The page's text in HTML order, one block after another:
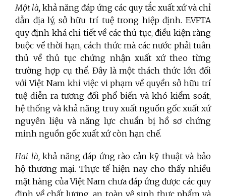
Một là, khả năng đáp ứng các quy tắc xuất xứ và chỉ
dẫn địa lý, sở hữu trí tuệ trong hiệp định. EVFTA
quy định khá chi tiết về các thủ tục, điều kiện ràng
buộc về thời hạn, cách thức mà các nước phải tuân
thủ về thủ tục chứng nhận xuất xứ theo từng
trường hợp cụ thể. Đây là một thách thức lớn đối
với Việt Nam khi việc vi phạm về quyền sở hữu trí
tuệ diễn ra tương đối phổ biến và khó kiểm soát,
hệ thống và khả năng truy xuất nguồn gốc xuất xứ
nguyên liệu và năng lực chuẩn bị hồ sơ chứng
minh nguồn gốc xuất xứ còn hạn chế.
Hai là,khả năng đáp ứng rào cản kỹ thuật và bảo
hộ thương mại. Thực tế hiện nay cho thấy nhiều
mặt hàng của Việt Nam chưa đáp ứng được các quy